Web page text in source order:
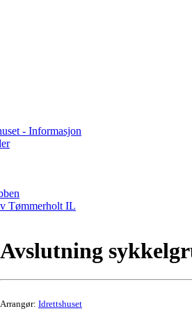
- Informasjon
Tømmerholt IL
Avslutning
Arrangør: Idrettshuset